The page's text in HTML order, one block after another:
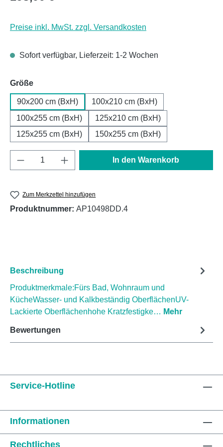
Preise inkl. MwSt. zzgl. Versandkosten
Sofort verfügbar, Lieferzeit: 1-2 Wochen
Größeauswählen
90x200 cm (BxH)
100x210 cm (BxH)
100x255 cm (BxH)
125x210 cm (BxH)
125x255 cm (BxH)
150x255 cm (BxH)
Produkt Anzahl: Gib den gewünschten
In den Warenkorb
Zum Merkzettel hinzufügen
Produktnummer: AP10498DD.4
Beschreibung
Produktmerkmale:Fürs Bad, Wohnraum und
KücheWasser- und Kalkbeständig OberflächenUV-
Lackierte Oberflächenhohe Kratzfestigke… Mehr
Bewertungen
Service-Hotline
Informationen
Rechtliches